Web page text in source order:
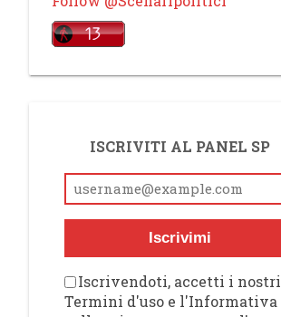
ISCRIVITI AL PANEL SP
Iscrivimi
Iscrivendoti, accetti i nostri
Termini d'uso e l'Informativa